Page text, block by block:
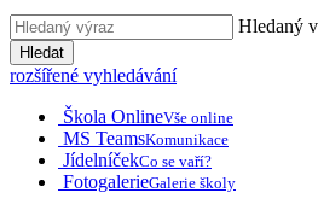
Hledaný
Hledat
rozšířené vyhledávání
Škola OnlineVše online
MS TeamsKomunikace
JídelníčekCo se vaří?
FotogalerieGalerie školy